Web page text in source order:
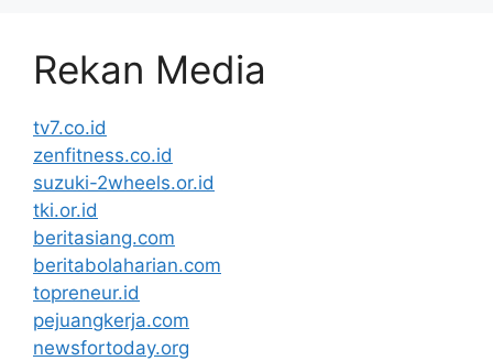
Rekan Media
tv7.co.id
zenfitness.co.id
suzuki-2wheels.or.id
tki.or.id
beritasiang.com
beritabolaharian.com
topreneur.id
pejuangkerja.com
newsfortoday.org